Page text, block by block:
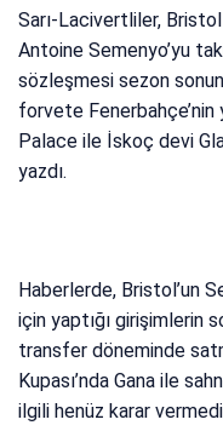
Sarı-Lacivertliler, Bristol
Antoine Semenyo’yu
sözleşmesi sezon
forvete Fenerbahçe’nin
Palace ile İskoç devi
yazdı.
Haberlerde, Bristol’un
için yaptığı girişimlerin
transfer döneminde
Kupası’nda Gana ile
ilgili henüz karar